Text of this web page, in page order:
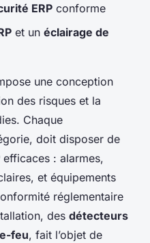
ERP conforme
et un éclairage de
une conception
des risques et la
Chaque
doit disposer de
efficaces : alarmes,
et équipements
réglementaire
des détecteurs
feu, fait l’objet de